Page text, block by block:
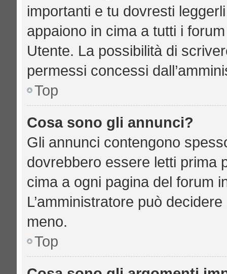
importanti e tu dovresti
appaiono in cima a tutti i
Utente. La possibilità di
permessi concessi
Top
Cosa sono gli annunci?
Gli annunci contengono
dovrebbero essere letti prima
cima a ogni pagina del forum
L’amministratore può
meno.
Top